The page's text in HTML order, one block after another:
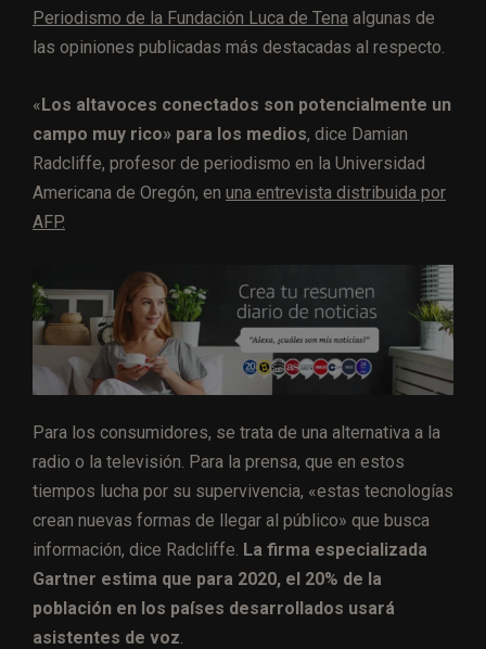
Periodismo de la Fundación Luca de Tena algunas de
las opiniones publicadas más destacadas al respecto.
«Los altavoces conectados son potencialmente un
campo muy rico» para los medios, dice Damian
Radcliffe, profesor de periodismo en la Universidad
Americana de Oregón, en una entrevista distribuida por
AFP.
Para los consumidores, se trata de una alternativa a la
radio o la televisión. Para la prensa, que en estos
tiempos lucha por su supervivencia, «estas tecnologías
crean nuevas formas de llegar al público» que busca
información, dice Radcliffe. La firma especializada
Gartner estima que para 2020, el 20% de la
población en los países desarrollados usará
asistentes de voz